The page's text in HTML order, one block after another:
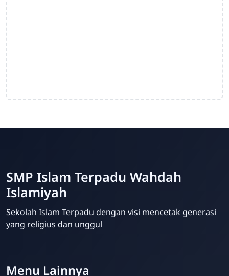
SMP Islam Terpadu Wahdah
Islamiyah
Sekolah Islam Terpadu dengan visi mencetak generasi
yang religius dan unggul
Menu Lainnya